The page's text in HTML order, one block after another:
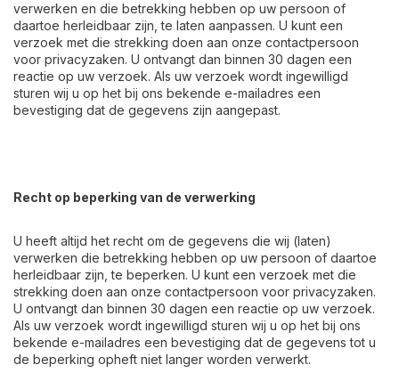
verwerken en die betrekking hebben op uw persoon of
daartoe herleidbaar zijn, te laten aanpassen. U kunt een
verzoek met die strekking doen aan onze contactpersoon
voor privacyzaken. U ontvangt dan binnen 30 dagen een
reactie op uw verzoek. Als uw verzoek wordt ingewilligd
sturen wij u op het bij ons bekende e-mailadres een
bevestiging dat de gegevens zijn aangepast.
Recht op beperking van de verwerking
U heeft altijd het recht om de gegevens die wij (laten)
verwerken die betrekking hebben op uw persoon of daartoe
herleidbaar zijn, te beperken. U kunt een verzoek met die
strekking doen aan onze contactpersoon voor privacyzaken.
U ontvangt dan binnen 30 dagen een reactie op uw verzoek.
Als uw verzoek wordt ingewilligd sturen wij u op het bij ons
bekende e-mailadres een bevestiging dat de gegevens tot u
de beperking opheft niet langer worden verwerkt.